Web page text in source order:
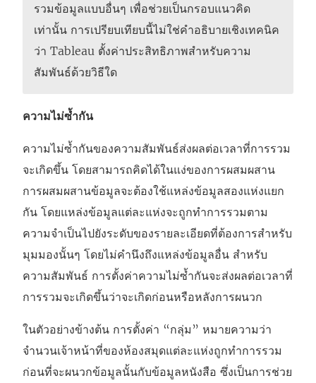
รวมข้อมูลแบบอื่นๆ เพื่อช่วยเป็นกรอบแนวคิด
เท่านั้น การเปรียบเทียบนี้ไม่ใช่คำอธิบายเชิงเทคนิค
ว่า Tableau ตั้งค่าประสิทธิภาพสำหรับความ
สัมพันธ์ด้วยวิธีใด
ความไม่ซ้ำกัน
ความไม่ซ้ำกันของความสัมพันธ์ส่งผลต่อเวลาที่การรวม
จะเกิดขึ้น โดยสามารถคิดได้ในแง่ของการผสมผสาน
การผสมผสานข้อมูลจะต้องใช้แหล่งข้อมูลสองแห่งแยก
กัน โดยแหล่งข้อมูลแต่ละแห่งจะถูกทำการรวมตาม
ความจำเป็นไปยังระดับของรายละเอียดที่ต้องการสำหรับ
มุมมองนั้นๆ โดยไม่คำนึงถึงแหล่งข้อมูลอื่น สำหรับ
ความสัมพันธ์ การตั้งค่าความไม่ซ้ำกันจะส่งผลต่อเวลาที่
การรวมจะเกิดขึ้นว่าจะเกิดก่อนหรือหลังการผนวก
ในตัวอย่างข้างต้น การตั้งค่า “กลุ่ม” หมายความว่า
จำนวนเจ้าหน้าที่ของห้องสมุดแต่ละแห่งถูกทำการรวม
ก่อนที่จะผนวกข้อมูลนั้นกับข้อมูลหนังสือ ซึ่งเป็นการช่วย